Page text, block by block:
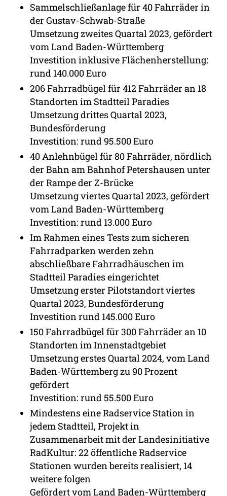
Sammelschließanlage für 40 Fahrräder in
der Gustav-Schwab-Straße
Umsetzung zweites Quartal 2023, gefördert
vom Land Baden-Württemberg
Investition inklusive Flächenherstellung:
rund 140.000 Euro
206 Fahrradbügel für 412 Fahrräder an 18
Standorten im Stadtteil Paradies
Umsetzung drittes Quartal 2023,
Bundesförderung
Investition: rund 95.500 Euro
40 Anlehnbügel für 80 Fahrräder, nördlich
der Bahn am Bahnhof Petershausen unter
der Rampe der Z-Brücke
Umsetzung viertes Quartal 2023, gefördert
vom Land Baden-Württemberg
Investition: rund 13.000 Euro
Im Rahmen eines Tests zum sicheren
Fahrradparken werden zehn
abschließbare Fahrradhäuschen im
Stadtteil Paradies eingerichtet
Umsetzung erster Pilotstandort viertes
Quartal 2023, Bundesförderung
Investition rund 145.000 Euro
150 Fahrradbügel für 300 Fahrräder an 10
Standorten im Innenstadtgebiet
Umsetzung erstes Quartal 2024, vom Land
Baden-Württemberg zu 90 Prozent
gefördert
Investition: rund 55.500 Euro
Mindestens eine Radservice Station in
jedem Stadtteil, Projekt in
Zusammenarbeit mit der Landesinitiative
RadKultur: 22 öffentliche Radservice
Stationen wurden bereits realisiert, 14
weitere folgen
Gefördert vom Land Baden-Württemberg